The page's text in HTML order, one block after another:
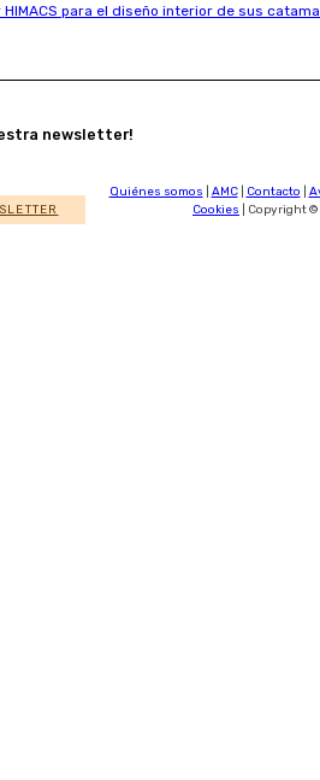
para el diseño interior de sus
newsletter!
Quiénes somos AMC| Contacto
Cookies | Copyright